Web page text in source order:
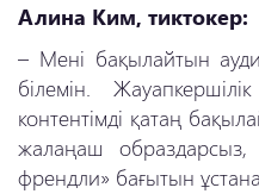
Алина Ким, тиктокер:
– Мені бақылайтын
білемін.
контентімді қатаң
жалаңаш образдарсыз,
френдли» бағытын